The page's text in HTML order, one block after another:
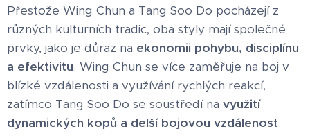
Přestože Wing Chun a Tang Soo Do pocházejí z
různých kulturních tradic, oba styly mají společné
prvky, jako je důraz na ekonomii pohybu, disciplínu
a efektivitu. Wing Chun se více zaměřuje na boj v
blízké vzdálenosti a využívání rychlých reakcí,
zatímco Tang Soo Do se soustředí na využití
dynamických kopů a delší bojovou vzdálenost.